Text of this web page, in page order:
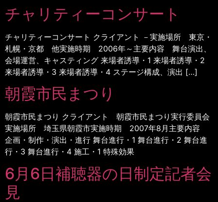
チャリティーコンサート
チャリティーコンサート クライアント －実施場所 東京・
札幌・京都 他実施時期 2006年～主要内容 舞台演出、
会場運営、キャスティング 来場者誘導・1 来場者誘導・2
来場者誘導・3 来場者誘導・4 ステージ構成、演出 […]
朝霞市民まつり
朝霞市民まつり クライアント 朝霞市民まつり実行委員会
実施場所 埼玉県朝霞市実施時期 2007年8月主要内容
企画・制作・演出・進行 舞台進行・1 舞台進行・2 舞台進
行・3 舞台進行・4 施工・1 特殊効果
6月6日補聴器の日制定記者会
見